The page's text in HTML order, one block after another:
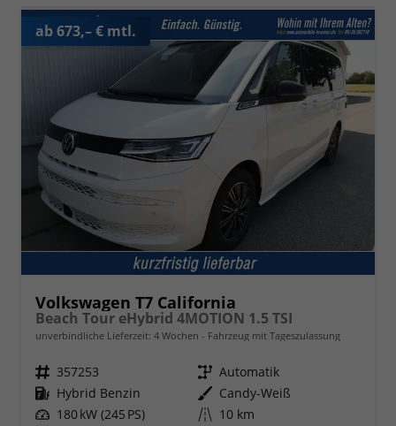
ab 673,– € mtl.
Volkswagen T7 California
Beach Tour eHybrid 4MOTION 1.5 TSI
unverbindliche Lieferzeit: 4 Wochen Fahrzeug mit Tageszulassung
Fahrzeugnr. 357253 Getriebe Automatik
Kraftstoff Hybrid Benzin Außenfarbe Candy-Weiß
Leistung 180 kW (245 PS) Kilometerstand 10 km